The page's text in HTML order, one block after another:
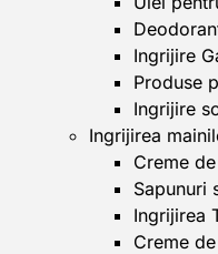
Ingrijire
Produse
Ingrijire
Ingrijirea
Creme
Sapunuri
Ingrijirea
Creme